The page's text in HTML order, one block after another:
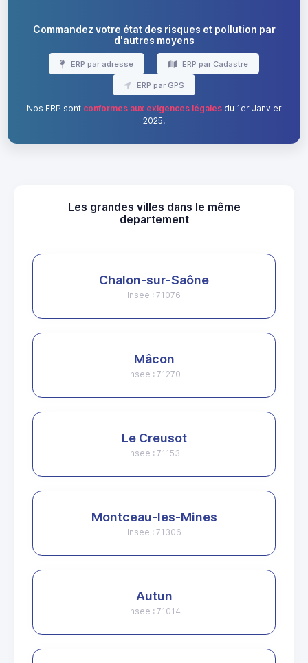
Commandez votre état des risques et pollution par
d'autres moyens
ERP par adresse ERP par Cadastre
ERP par GPS
Nos ERP sont conformes aux exigences légalesdu 1er Janvier
2025.
Les grandes villes dans le même
departement
Chalon-sur-Saône
Insee : 71076
Mâcon
Insee : 71270
Le Creusot
Insee : 71153
Montceau-les-Mines
Insee : 71306
Autun
Insee : 71014